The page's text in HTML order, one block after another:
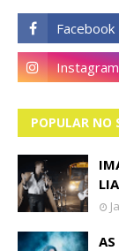
POPULAR NO